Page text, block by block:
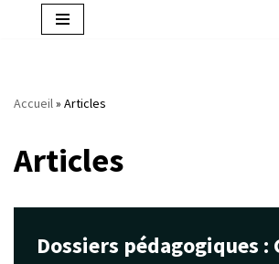
Accueil» Articles
Articles
Dossiers pédagogiques :